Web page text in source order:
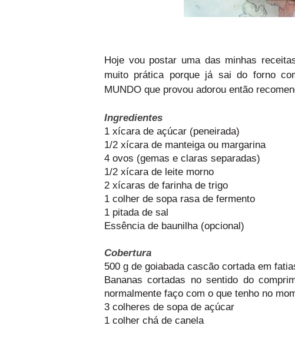
Hoje vou postar uma das minhas
muito prática porque já sai do forno
MUNDO que provou adorou então
Ingredientes
1 xícara de açúcar (peneirada)
1/2 xícara de manteiga ou margarina
4 ovos (gemas e claras separadas)
1/2 xícara de leite morno
2 xícaras de farinha de trigo
1 colher de sopa rasa de fermento
1 pitada de sal
Essência de baunilha (opcional)
Cobertura
500 g de goiabada cascão cortada em
Bananas cortadas no sentido do
normalmente faço com o que tenho no
3 colheres de sopa de açúcar
1 colher chá de canela